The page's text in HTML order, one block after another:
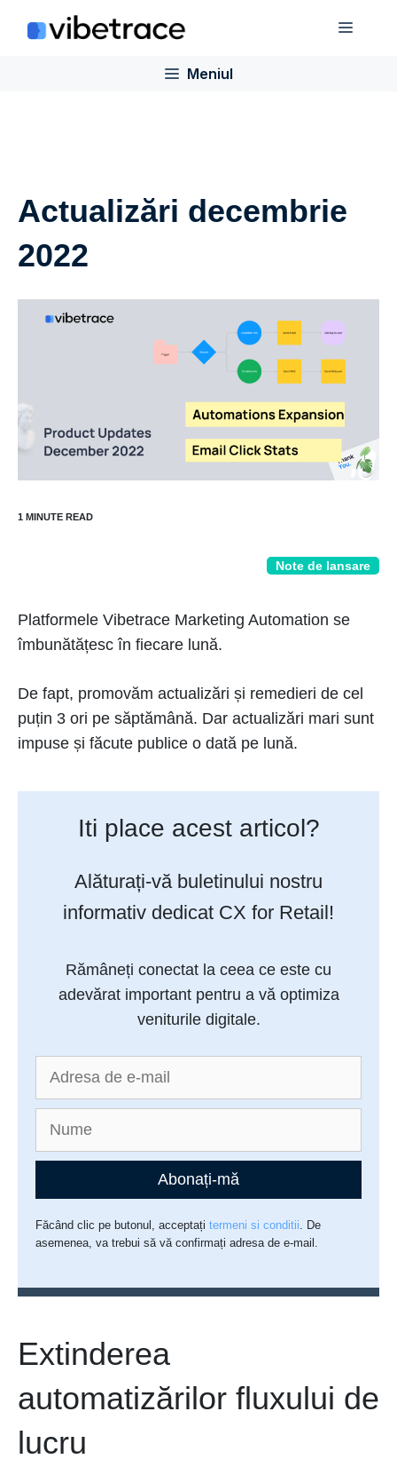
Meniul
Actualizări decembrie
2022
Note de lansare
Platformele Vibetrace Marketing Automation se
îmbunătățesc în fiecare lună.
De fapt, promovăm actualizări și remedieri de cel
puțin 3 ori pe săptămână. Dar actualizări mari sunt
impuse și făcute publice o dată pe lună.
Iti place acest articol?
Alăturați-vă buletinului nostru
informativ dedicat CX for Retail!
Rămâneți conectat la ceea ce este cu
adevărat important pentru a vă optimiza
veniturile digitale.
Abonați-mă
Făcând clic pe butonul, acceptațitermeni si conditii. De
asemenea, va trebui să vă confirmați adresa de e-mail.
Extinderea
automatizărilor fluxului de
lucru